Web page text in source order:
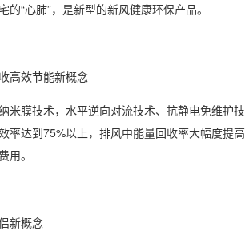
的“心肺”，是新型的新风健康环保产品。
高效节能新概念
米膜技术，水平逆向对流技术、抗静电免维护
率达到75%以上，排风中能量回收率大幅度提
用。
新概念